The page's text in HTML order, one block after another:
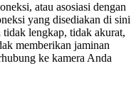
atau asosiasi dengan
yang disediakan di sini
lengkap, tidak akurat,
memberikan jaminan
ke kamera Anda